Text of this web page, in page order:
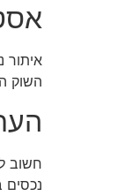
איתור
השוק
חשוב
נכסים